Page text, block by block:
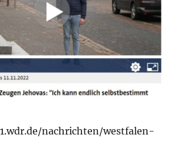
nachrichten/westfalen-